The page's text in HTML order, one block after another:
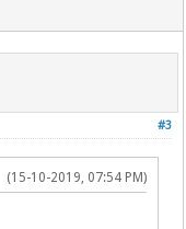
#3
(15-10-2019, 07:54 PM)